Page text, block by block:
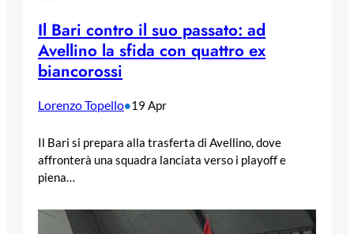
Il Bari contro il suo passato: ad
Avellino la sfida con quattro ex
biancorossi
Lorenzo Topello•19 Apr
Il Bari si prepara alla trasferta di Avellino, dove
affronterà una squadra lanciata verso i playoff e
piena…